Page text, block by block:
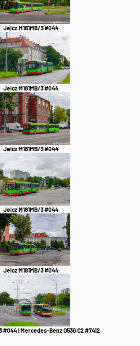
Jelcz M181MB/3 #044
Jelcz M181MB/3 #044
Jelcz M181MB/3 #044
Jelcz M181MB/3 #044
Jelcz M181MB/3 #044
#044 i Mercedes-Benz O530 C2 #7412